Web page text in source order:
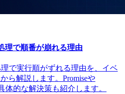
理で順番が崩れる理由
理で実行順がずれる理由を、イベ
ら解説します。Promiseや
体的な解決策も紹介します。